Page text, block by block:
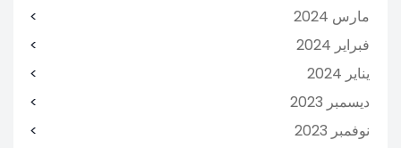
مارس 2024
فبراير 2024
يناير 2024
ديسمبر 2023
نوفمبر 2023